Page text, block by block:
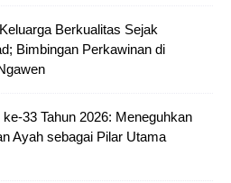
Berkualitas Sejak
Bimbingan Perkawinan di
33 Tahun 2026: Meneguhkan
Ayah sebagai Pilar Utama